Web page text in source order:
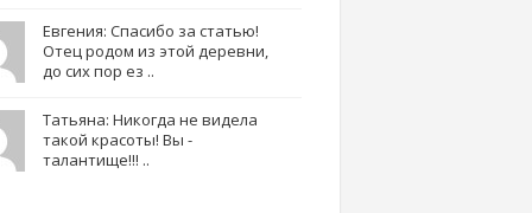
Евгения: Спасибо за статью!
Отец родом из этой деревни,
до сих пор ез ..
Татьяна: Никогда не видела
такой красоты! Вы -
талантище!!! ..